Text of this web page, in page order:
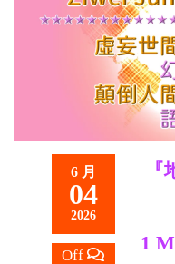
6 月
04
2026
Off
1